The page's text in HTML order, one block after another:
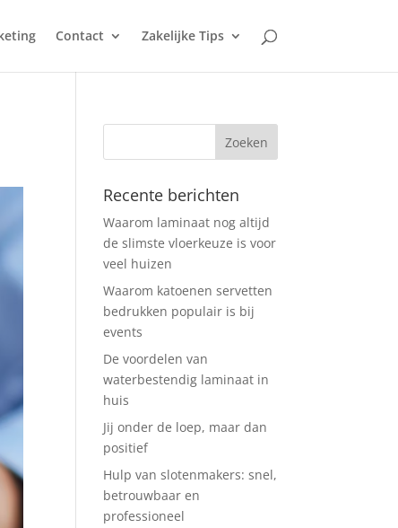
Contact Zakelijke Tips
Recente berichten
Waarom laminaat nog altijd
de slimste vloerkeuze is voor
veel huizen
Waarom katoenen servetten
bedrukken populair is bij
events
De voordelen van
waterbestendig laminaat in
huis
Jij onder de loep, maar dan
positief
Hulp van slotenmakers: snel,
betrouwbaar en
professioneel